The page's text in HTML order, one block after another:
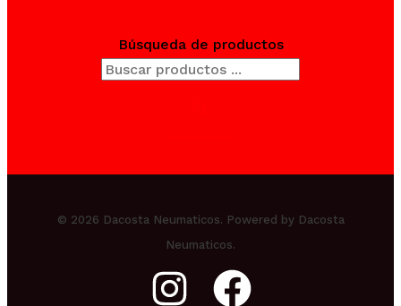
Búsqueda de productos
© 2026 Dacosta Neumaticos. Powered by Dacosta
Neumaticos.